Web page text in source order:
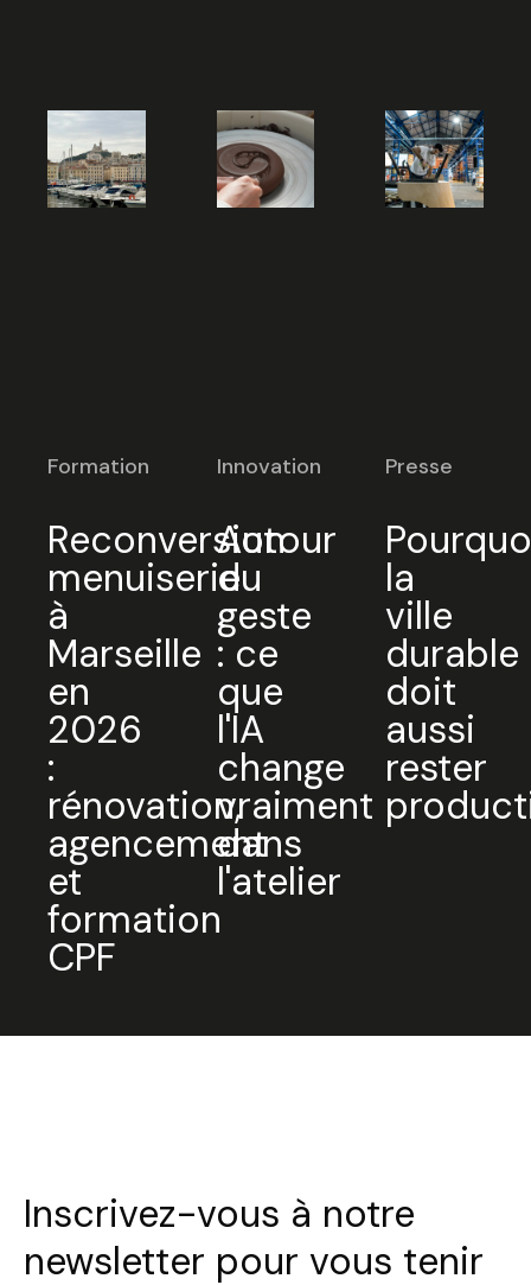
Formation
Reconversion
menuiserie
à
Marseille
en
2026
:
rénovation,
agencement
et
formation
CPF
Innovation
Autour
du
geste
: ce
que
l'IA
change
vraiment
dans
l'atelier
Presse
la
ville
durable
doit
aussi
rester
Inscrivez-vous à notre
newsletter pour vous tenir